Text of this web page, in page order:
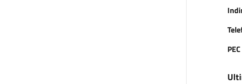
PEC